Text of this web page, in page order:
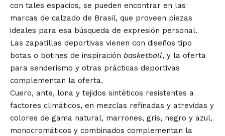
con tales espacios, se pueden encontrar en las
marcas de calzado de Brasil, que proveen piezas
ideales para esa búsqueda de expresión personal.
Las zapatillas deportivas vienen con diseños tipo
botas o botines de inspiración basketball, y la oferta
para senderismo y otras prácticas deportivas
complementan la oferta.
Cuero, ante, lona y tejidos sintéticos resistentes a
factores climáticos, en mezclas refinadas y atrevidas y
colores de gama natural, marrones, gris, negro y azul,
monocromáticos y combinados complementan la